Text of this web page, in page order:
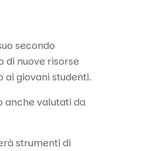
secondo
di nuove risorse
ai giovani studenti.
anche valutati da
strumenti di